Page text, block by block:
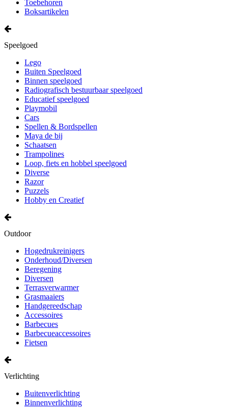
Toebehoren
Boksartikelen
Speelgoed
Lego
Buiten Speelgoed
Binnen speelgoed
Radiografisch bestuurbaar speelgoed
Educatief speelgoed
Playmobil
Cars
Spellen & Bordspellen
Maya de bij
Schaatsen
Trampolines
Loop, fiets en hobbel speelgoed
Diverse
Razor
Puzzels
Hobby en Creatief
Outdoor
Hogedrukreinigers
Onderhoud/Diversen
Beregening
Diversen
Terrasverwarmer
Grasmaaiers
Handgereedschap
Accessoires
Barbecues
Barbecueaccessoires
Fietsen
Verlichting
Buitenverlichting
Binnenverlichting